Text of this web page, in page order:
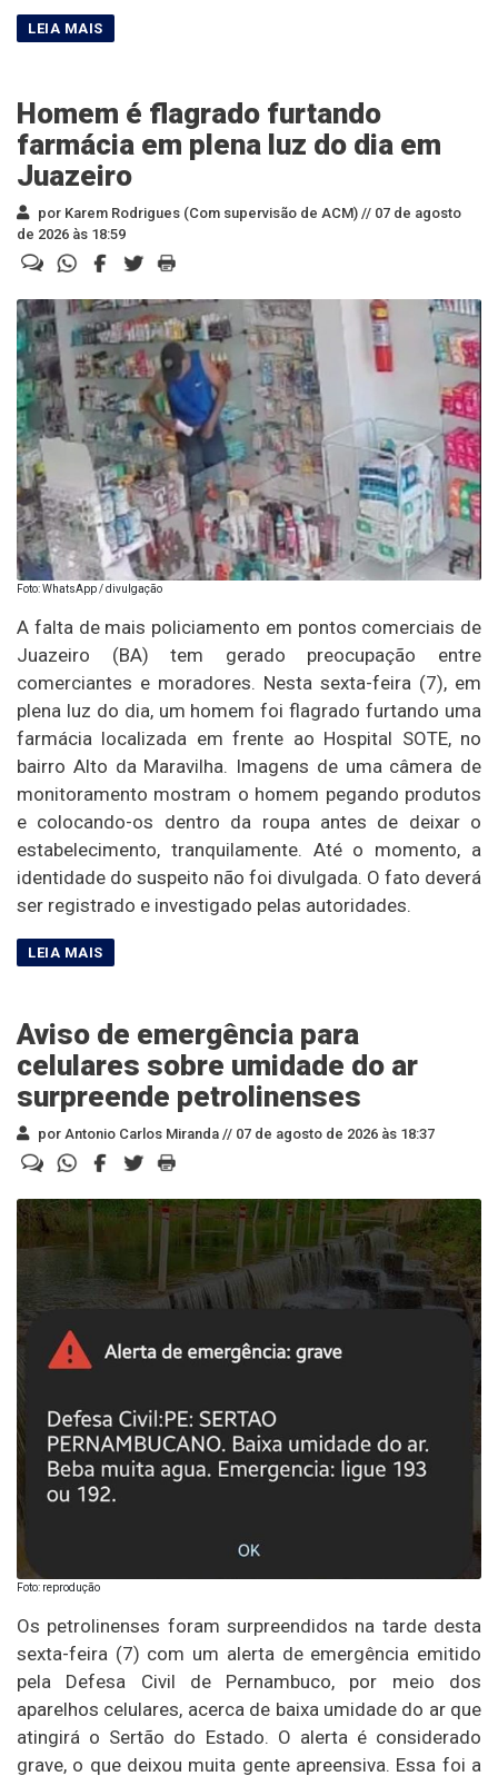
Homem é flagrado furtando
farmácia em plena luz do dia em
Juazeiro
por Karem Rodrigues (Com supervisão de ACM) // 07 de agosto
de 2026 às 18:59
Foto: WhatsApp / divulgação
A falta de mais policiamento em pontos comerciais de
Juazeiro (BA) tem gerado preocupação entre
comerciantes e moradores. Nesta sexta-feira (7), em
plena luz do dia, um homem foi flagrado furtando uma
farmácia localizada em frente ao Hospital SOTE, no
bairro Alto da Maravilha. Imagens de uma câmera de
monitoramento mostram o homem pegando produtos
e colocando-os dentro da roupa antes de deixar o
estabelecimento, tranquilamente. Até o momento, a
identidade do suspeito não foi divulgada. O fato deverá
ser registrado e investigado pelas autoridades.
Aviso de emergência para
celulares sobre umidade do ar
surpreende petrolinenses
por Antonio Carlos Miranda // 07 de agosto de 2026 às 18:37
Foto: reprodução
Os petrolinenses foram surpreendidos na tarde desta
sexta-feira (7) com um alerta de emergência emitido
pela Defesa Civil de Pernambuco, por meio dos
aparelhos celulares, acerca de baixa umidade do ar que
atingirá o Sertão do Estado. O alerta é considerado
grave, o que deixou muita gente apreensiva. Essa foi a